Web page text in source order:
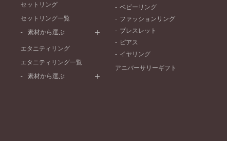
エレガント
ゴージャス
20万円～30万円
10万円～20万円
セットリング
セットリング一覧
素材から選ぶ
プラチナ
ペールブラウンゴールド
エタニティリング
エタニティリング一覧
素材から選ぶ
ベビーリング
ファッションリング
ブレスレット
ピアス
イヤリング
アニバーサリーギフト